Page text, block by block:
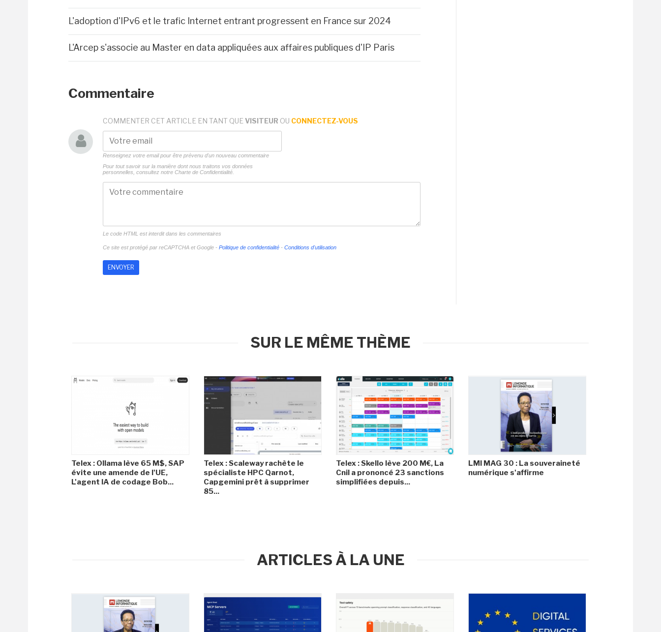
L'adoption d'IPv6 et le trafic Internet entrant progressent en France sur 2024
L'Arcep s'associe au Master en data appliquées aux affaires publiques d'IP Paris
Commentaire
COMMENTER CET ARTICLE EN TANT QUE VISITEUR OU CONNECTEZ-VOUS
Renseignez votre email pour être prévenu d'un nouveau commentaire
Pour tout savoir sur la manière dont nous traitons vos données
personnelles, consultez notre Charte de Confidentialité.
Le code HTML est interdit dans les commentaires
Ce site est protégé par reCAPTCHA et Google - Politique de confidentialité - Conditions d'utilisation
SUR LE MÊME THÈME
Telex : Ollama lève 65 M$, SAP
évite une amende de l'UE,
L'agent IA de codage Bob...
Telex : Scaleway rachète le
spécialiste HPC Qarnot,
Capgemini prêt à supprimer
85...
Telex : Skello lève 200 M€, La
Cnil a prononcé 23 sanctions
simplifiées depuis...
LMI MAG 30 : La souveraineté
numérique s'affirme
ARTICLES À LA UNE